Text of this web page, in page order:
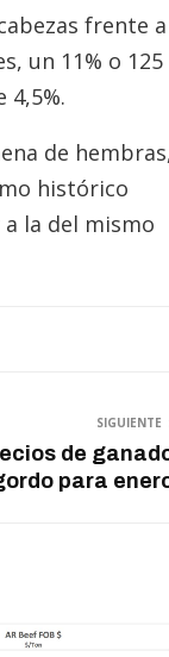
frente a
un 11% o 125
de
histórico
la del mismo
SIGUIENTE
de
para